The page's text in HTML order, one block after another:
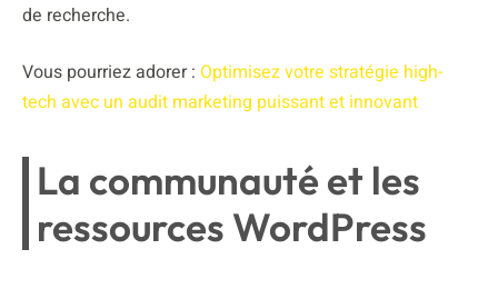
de recherche.
Vous pourriez adorer : Optimisez votre stratégie high-
tech avec un audit marketing puissant et innovant
La communauté et les
ressources WordPress